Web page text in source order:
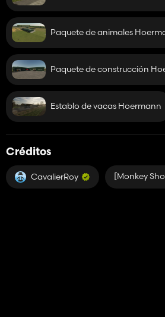
Paquete de animales
Paquete de construcción
Establo de vacas Hoermann
Créditos
CavalierRoy [Monkey